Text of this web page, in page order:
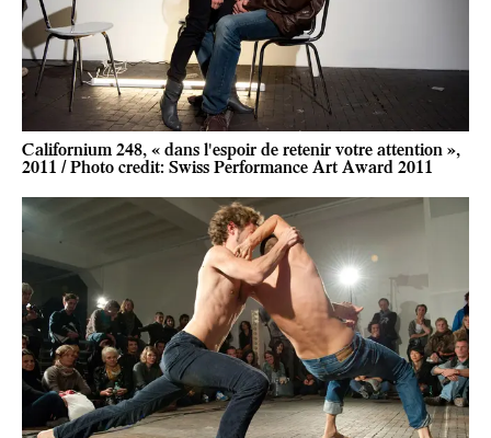
Californium 248, « dans l'espoir de retenir votre attention »,
2011 / Photo credit: Swiss Performance Art Award 2011